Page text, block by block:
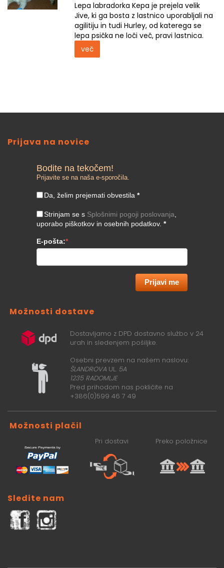
Lepa labradorka Kepa je prejela velik
Jive, ki ga bosta z lastnico uporabljali na
agilitiju in tudi Hurley, od katerega se
lepa psička ne loči več, pravi lastnica.
več
Prijava na novice
Bodite na tekočem!
Prijavite se na naša e-sporočila.
Da, želim prejemati obvestila *
Strinjam se s Splošnimi pogoji poslovanja,
uporabo piškotkov in osebnih podatkov. *
E-pošta:*
Prijavi me
Možnosti dostave
Dostavljamo z DPD dostavno službo v 24
urah in sledenjem pošiljke.
Osebni prevzem na našem naslovu:
ŠLANDROVA UL. 5A
1235 RADOMLJE
Pred prihodom nas pokličite na
+386(0)599 46 7 49
Možnosti plačil
Pri dostavi Preko položnice
Sledite nam